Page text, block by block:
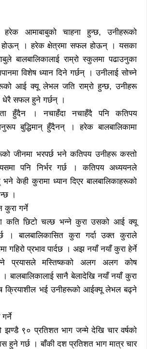
आमाबाबुको चाहना हुन्छ, उनीहरूको
होऊन् । हरेक क्षेत्रमा सफल होऊन् । यसका
बालबालिकालाई राम्रो स्कुलमा पढाउनुका
विशेष ध्यान दिने गर्छन् । उनीलाई सोच्ने
आई क्यू लेभल जति राम्रो हुन्छ, उनीहरू
धेरै सफल हुने गर्छन् ।
हुँदैन । नचाहँदा नचाहँदै पनि कतिपय
बुद्धिमान् हुँदैनन् । हरेक बालबालिकामा
जीनमा भरपर्छ भने कतिपय उनीहरू कस्तो
पनि निर्भर गर्छ । कतिपय अध्ययनले
केही कुरामा ध्यान दिएर बालबालिकाहरूको
।
गर्ने
कति छिटो चल्छ भन्ने कुरा उसको आई क्यू
। बालबालिकासित कुरा गर्दा उक्त कुराले
गहिरो प्रभाव पार्दछ । अझ नयाँ नयाँ कुरा हेर्ने
प्रयासले मस्तिष्कको अलग अलग कोष
बालबालिकालाई सानै बेलादेखि नयाँ नयाँ कुरा
क्रियाशील भई उनीहरूको आईक्यू लेभल बढ्ने
झण्डै ९० प्रतिशत भाग जन्मे देखि चार वर्षको
हुने गर्छ । बाँकी दश प्रतिशत भाग मात्र चार